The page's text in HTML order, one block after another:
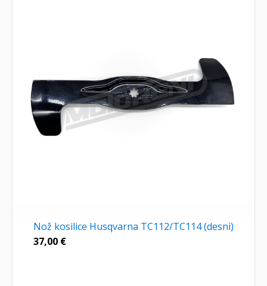
Nož kosilice Husqvarna TC112/TC114 (desni)
37,00 €